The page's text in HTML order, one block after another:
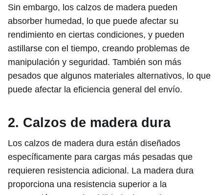
Sin embargo, los calzos de madera pueden
absorber humedad, lo que puede afectar su
rendimiento en ciertas condiciones, y pueden
astillarse con el tiempo, creando problemas de
manipulación y seguridad. También son más
pesados que algunos materiales alternativos, lo que
puede afectar la eficiencia general del envío.
2. Calzos de madera dura
Los calzos de madera dura están diseñados
específicamente para cargas más pesadas que
requieren resistencia adicional. La madera dura
proporciona una resistencia superior a la